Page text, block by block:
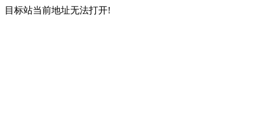
目标站当前地址无法打开!